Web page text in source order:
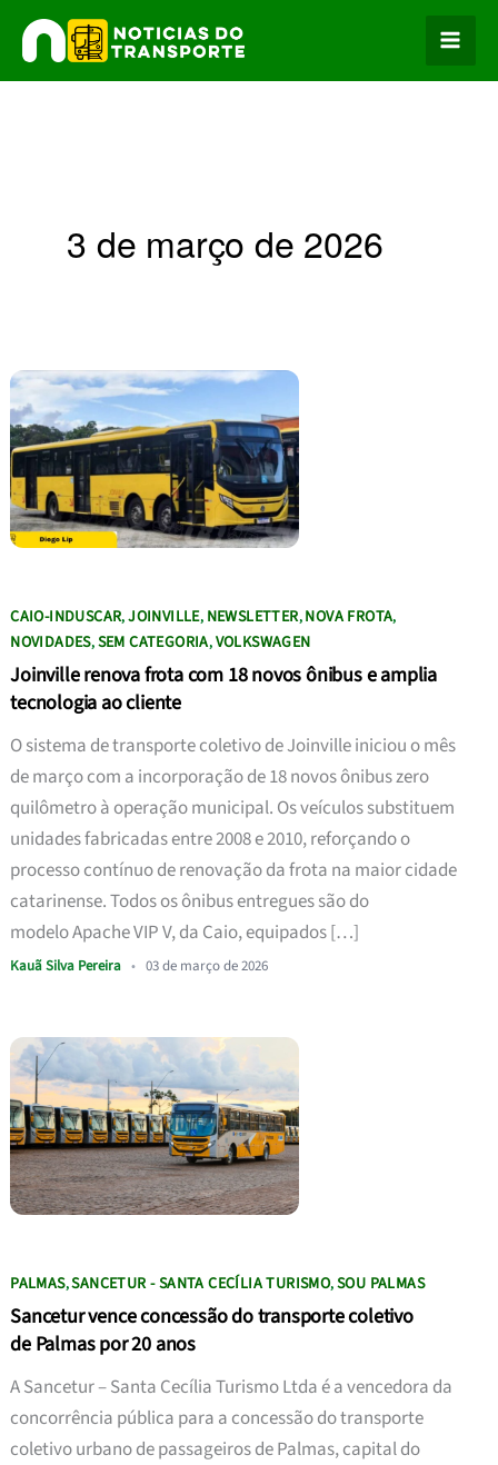
para
o
3 de março de 2026
CAIO-INDUSCAR,JOINVILLE, NEWSLETTER,NOVA FROTA,
NOVIDADES,SEM CATEGORIA,VOLKSWAGEN
Joinville renova frota com 18 novos ônibus e amplia
tecnologia ao cliente
O sistema de transporte coletivo de Joinville iniciou o mês
de março com a incorporação de 18 novos ônibus zero
quilômetro à operação municipal. Os veículos substituem
unidades fabricadas entre 2008 e 2010, reforçando o
processo contínuo de renovação da frota na maior cidade
catarinense. Todos os ônibus entregues são do
modelo Apache VIP V, da Caio, equipados […]
Kauã Silva Pereira • 03 de março de 2026
PALMAS,SANCETUR - SANTA CECÍLIA TURISMO,SOU PALMAS
Sancetur vence concessão do transporte coletivo
de Palmas por 20 anos
A Sancetur – Santa Cecília Turismo Ltda é a vencedora da
concorrência pública para a concessão do transporte
coletivo urbano de passageiros de Palmas, capital do